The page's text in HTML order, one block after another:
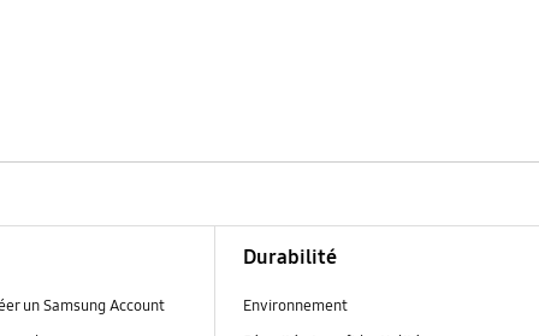
un Samsung Account
Durabilité
Environnement